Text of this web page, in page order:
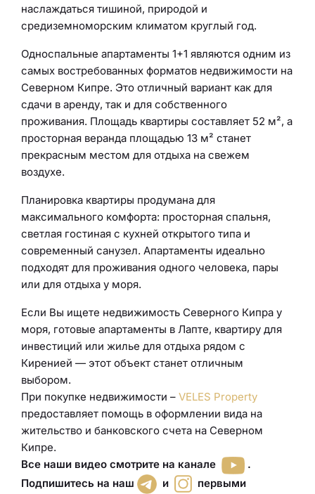
наслаждаться тишиной, природой и
средиземноморским климатом круглый год.
Односпальные апартаменты 1+1 являются одним из
самых востребованных форматов недвижимости на
Северном Кипре. Это отличный вариант как для
сдачи в аренду, так и для собственного
проживания. Площадь квартиры составляет 52 м², а
просторная веранда площадью 13 м² станет
прекрасным местом для отдыха на свежем
воздухе.
Планировка квартиры продумана для
максимального комфорта: просторная спальня,
светлая гостиная с кухней открытого типа и
современный санузел. Апартаменты идеально
подходят для проживания одного человека, пары
или для отдыха у моря.
Если Вы ищете недвижимость Северного Кипра у
моря, готовые апартаменты в Лапте, квартиру для
инвестиций или жилье для отдыха рядом с
Киренией — этот объект станет отличным
выбором.
При покупке недвижимости – VELES Property
предоставляет помощь в оформлении вида на
жительство и банковского счета на Северном
Кипре.
Все наши видео смотрите на канале
.
Подпишитесь на наш
и
первыми